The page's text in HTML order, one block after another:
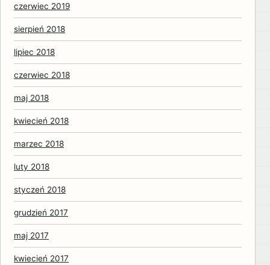
czerwiec 2019
sierpień 2018
lipiec 2018
czerwiec 2018
maj 2018
kwiecień 2018
marzec 2018
luty 2018
styczeń 2018
grudzień 2017
maj 2017
kwiecień 2017